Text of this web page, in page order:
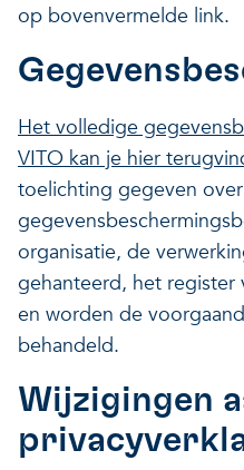
op bovenvermelde link.
Het volledige
VITO kan je hier
toelichting gegeven
organisatie, de
gehanteerd, het register
en worden de
behandeld.
Wijzigingen